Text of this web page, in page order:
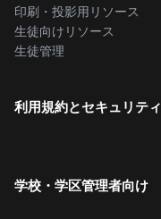
印刷・投影用リソース
生徒向けリソース
生徒管理
利用規約とセキュリティ
学校・学区管理者向け